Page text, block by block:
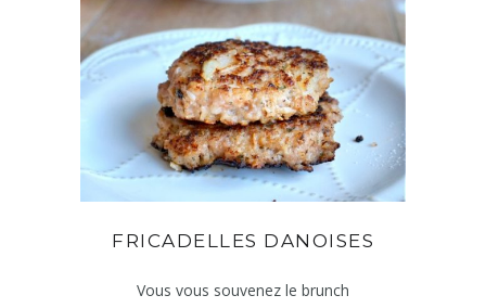
FRICADELLES DANOISES
Vous vous souvenez le brunch